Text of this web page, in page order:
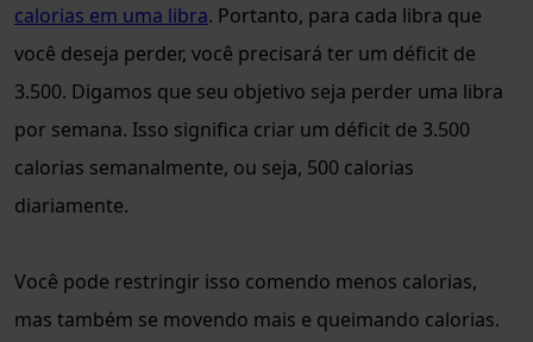
calorias em uma libra. Portanto, para cada libra que
você deseja perder, você precisará ter um déficit de
3.500. Digamos que seu objetivo seja perder uma libra
por semana. Isso significa criar um déficit de 3.500
calorias semanalmente, ou seja, 500 calorias
diariamente.
Você pode restringir isso comendo menos calorias,
mas também se movendo mais e queimando calorias.